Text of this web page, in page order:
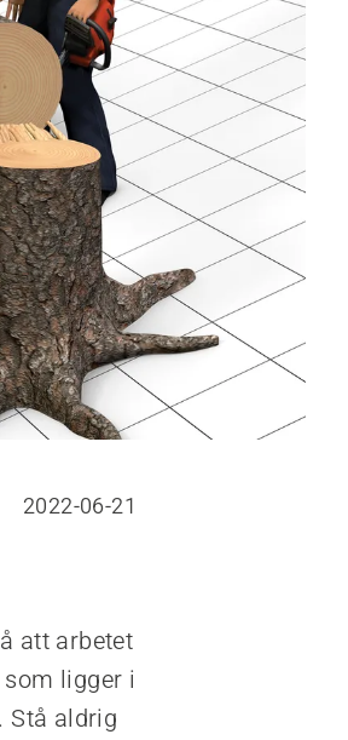
2022-06-21
att arbetet
ligger i
Stå aldrig